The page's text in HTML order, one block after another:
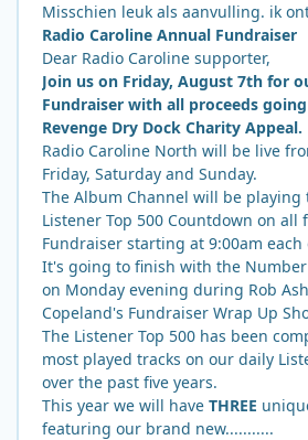
Misschien leuk als aanvulling. ik
Radio Caroline Annual Fundraiser
Dear Radio Caroline supporter,
Join us on Friday, August 7th for
Fundraiser with all proceeds
Revenge Dry Dock Charity Appeal.
Radio Caroline North will be live
Friday, Saturday and Sunday.
The Album Channel will be playing
Listener Top 500 Countdown on all
Fundraiser starting at 9:00am each
It's going to finish with the
on Monday evening during Rob
Copeland's Fundraiser Wrap Up
The Listener Top 500 has been
most played tracks on our daily
over the past five years.
This year we will have THREE
featuring our brand new...........